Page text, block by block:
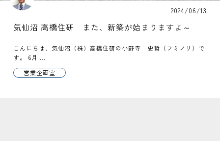
2024/06/13
気仙沼 高橋住研 また、新築が始まりますよ～
こんにちは、気仙沼（株）高橋住研の小野寺 史哲（フミノリ）で
す。 6月 ...
営業企画室